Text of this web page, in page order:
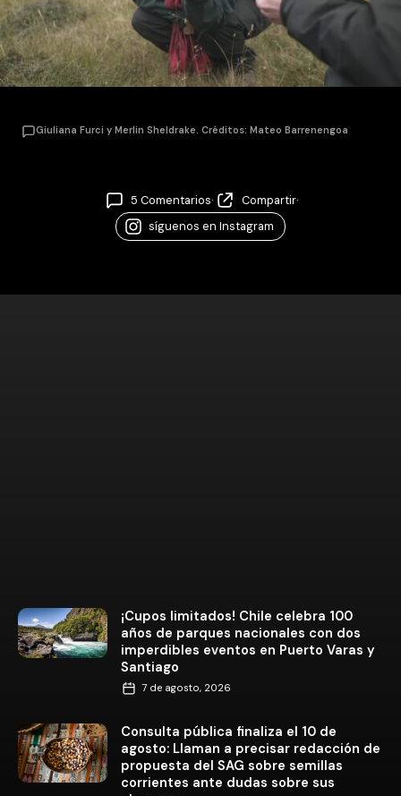
Giuliana Furci y Merlin Sheldrake. Créditos: Mateo Barrenengoa
5 Comentarios· Compartir·
síguenos en Instagram
¡Cupos limitados! Chile celebra 100
años de parques nacionales con dos
imperdibles eventos en Puerto Varas y
Santiago
7 de agosto, 2026
Consulta pública finaliza el 10 de
agosto: Llaman a precisar redacción de
propuesta del SAG sobre semillas
corrientes ante dudas sobre sus